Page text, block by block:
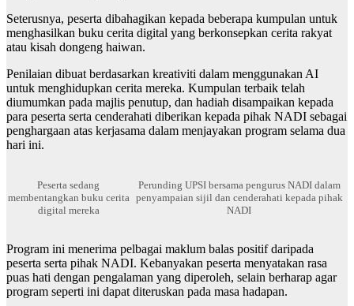
Seterusnya, peserta dibahagikan kepada beberapa kumpulan untuk
menghasilkan buku cerita digital yang berkonsepkan cerita rakyat
atau kisah dongeng haiwan.
Penilaian dibuat berdasarkan kreativiti dalam menggunakan AI
untuk menghidupkan cerita mereka. Kumpulan terbaik telah
diumumkan pada majlis penutup, dan hadiah disampaikan kepada
para peserta serta cenderahati diberikan kepada pihak NADI sebagai
penghargaan atas kerjasama dalam menjayakan program selama dua
hari ini.
Peserta sedang
membentangkan buku cerita
digital mereka
Perunding UPSI bersama pengurus NADI dalam
penyampaian sijil dan cenderahati kepada pihak
NADI
Program ini menerima pelbagai maklum balas positif daripada
peserta serta pihak NADI. Kebanyakan peserta menyatakan rasa
puas hati dengan pengalaman yang diperoleh, selain berharap agar
program seperti ini dapat diteruskan pada masa hadapan.